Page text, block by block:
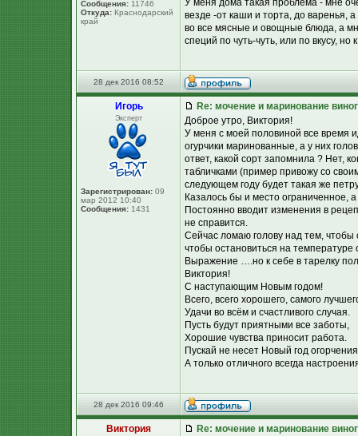
Сообщения: 11746
Откуда: Краснодарский
край
У меня дома такая проблема - мне
везде -от каши и торта, до варенья,
во все мясные и овощные блюда, а
специй по чуть-чуть, или по вкусу, но
28 дек 2016 08:52
Игорь
Эксперт
Зарегистрирован: 09
мар 2012 10:40
Сообщения: 1431
Re: мочение и маринование
Доброе утро, Виктория!
У меня с моей половиной все время
огурчики маринованные, а у них
ответ, какой сорт запомнила ? Нет,
табличками (пример привожу со
следующем году будет такая же
Казалось бы и место ограниченное,
Постоянно вводит изменения в
не справится.
Сейчас ломаю голову над тем,
чтобы остановиться на
Выражение ….но к себе в тарелку
Виктория!
С наступающим Новым годом!
Всего, всего хорошего, самого
Удачи во всём и счастливого случая.
Пусть будут приятными все заботы,
Хорошие чувства приносит работа.
Пускай не несет Новый год
А только отличного всегда
28 дек 2016 09:46
Виктория
Re: мочение и маринование